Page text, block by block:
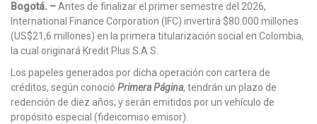
Bogotá. –Antes de finalizar el primer semestre del 2026,
International Finance Corporation (IFC) invertirá $80.000 millones
(US$21,6 millones) en la primera titularización social en Colombia,
la cual originará Kredit Plus S.A.S.
Los papeles generados por dicha operación con cartera de
créditos, según conoció Primera Página, tendrán un plazo de
redención de diez años; y serán emitidos por un vehículo de
propósito especial (fideicomiso emisor).